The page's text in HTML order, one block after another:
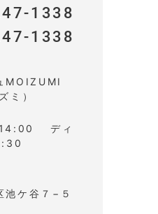
1338
1338
MOIZUMI
ミ）
ディ
池ケ谷７−５